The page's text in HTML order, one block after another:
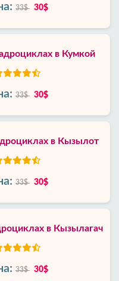
33$ 30$
в Кумкой
33$ 30$
в Кызылот
33$ 30$
в Кызылагач
33$ 30$